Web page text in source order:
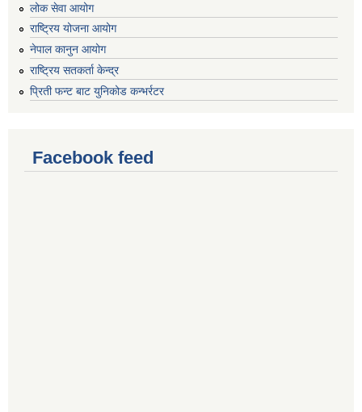
लोक सेवा आयोग
राष्ट्रिय योजना आयोग
नेपाल कानुन आयोग
राष्ट्रिय सतकर्ता केन्द्र
प्रिती फन्ट बाट युनिकोड कन्भर्रटर
Facebook feed